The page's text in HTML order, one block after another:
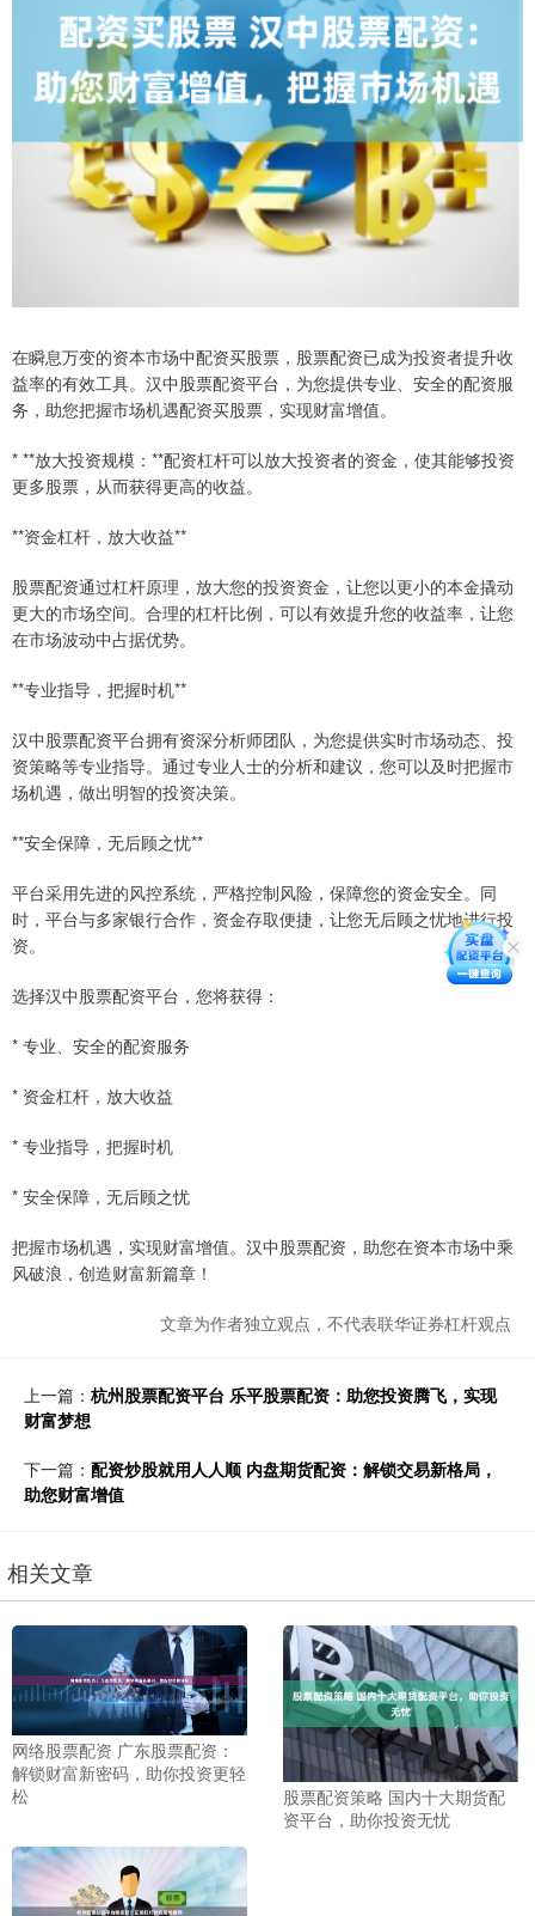
在瞬息万变的资本市场中配资买股票，股票配资已成为投资者提升收
益率的有效工具。汉中股票配资平台，为您提供专业、安全的配资服
务，助您把握市场机遇配资买股票，实现财富增值。
* **放大投资规模：**配资杠杆可以放大投资者的资金，使其能够投资
更多股票，从而获得更高的收益。
**资金杠杆，放大收益**
股票配资通过杠杆原理，放大您的投资资金，让您以更小的本金撬动
更大的市场空间。合理的杠杆比例，可以有效提升您的收益率，让您
在市场波动中占据优势。
**专业指导，把握时机**
汉中股票配资平台拥有资深分析师团队，为您提供实时市场动态、投
资策略等专业指导。通过专业人士的分析和建议，您可以及时把握市
场机遇，做出明智的投资决策。
**安全保障，无后顾之忧**
平台采用先进的风控系统，严格控制风险，保障您的资金安全。同
时，平台与多家银行合作，资金存取便捷，让您无后顾之忧地进行投
资。
选择汉中股票配资平台，您将获得：
* 专业、安全的配资服务
* 资金杠杆，放大收益
* 专业指导，把握时机
* 安全保障，无后顾之忧
把握市场机遇，实现财富增值。汉中股票配资，助您在资本市场中乘
风破浪，创造财富新篇章！
文章为作者独立观点，不代表联华证券杠杆观点
上一篇： 杭州股票配资平台 乐平股票配资：助您投资腾飞，实现
财富梦想
下一篇： 配资炒股就用人人顺 内盘期货配资：解锁交易新格局，
助您财富增值
相关文章
网络股票配资 广东股票配资：
解锁财富新密码，助你投资更轻
松
股票配资策略 国内十大期货配
资平台，助你投资无忧